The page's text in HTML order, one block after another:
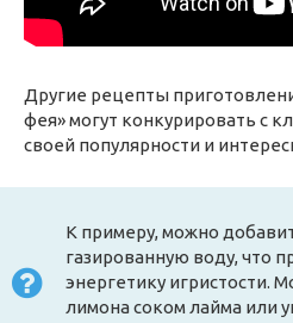
Другие рецепты
фея» могут конкурировать с
своей популярности и
К примеру, можно
газированную воду, что
энергетику игристости.
лимона соком лайма или